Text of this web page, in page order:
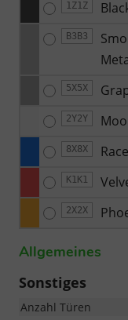
1Z1Z
B3B3
5X5X
2Y2Y
8X8X
K1K1
2X2X
Allgemeines
Sonstiges
Anzahl Türen